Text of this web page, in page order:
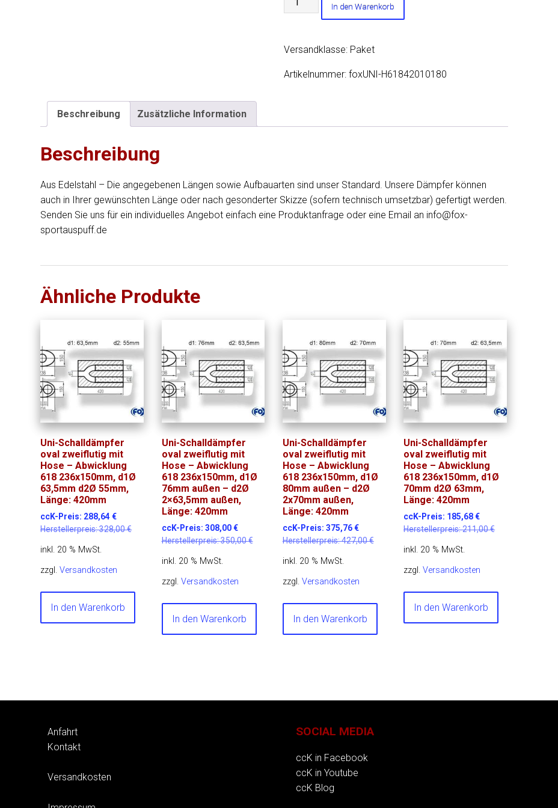
Schalldämpfer
zweiflutig
Hose
außen
-
d2Ø
420mm
In den Warenkorb
Versandklasse: Paket
Artikelnummer:foxUNI-H61842010180
Beschreibung Zusätzliche Information
Beschreibung
Aus Edelstahl – Die angegebenen Längen sowie Aufbauarten sind unser Standard. Unsere Dämpfer können
auch in Ihrer gewünschten Länge oder nach gesonderter Skizze (sofern technisch umsetzbar) gefertigt werden.
Senden Sie uns für ein individuelles Angebot einfach eine Produktanfrage oder eine Email an info@fox-
sportauspuff.de
Ähnliche Produkte
Uni-Schalldämpfer
oval zweiflutig mit
Hose – Abwicklung
618 236x150mm, d1Ø
63,5mm d2Ø 55mm,
Länge: 420mm
ccK-Preis: 288,64€
Herstellerpreis:328,00€
inkl. 20 % MwSt.
zzgl.Versandkosten
In den Warenkorb
Uni-Schalldämpfer
oval zweiflutig mit
Hose – Abwicklung
618 236x150mm, d1Ø
76mm außen – d2Ø
2×63,5mm außen,
Länge: 420mm
ccK-Preis: 308,00€
Herstellerpreis:350,00€
inkl. 20 % MwSt.
zzgl. Versandkosten
In den Warenkorb
Uni-Schalldämpfer
oval zweiflutig mit
Hose – Abwicklung
618 236x150mm, d1Ø
80mm außen – d2Ø
2x70mm außen,
Länge: 420mm
ccK-Preis: 375,76€
Herstellerpreis:427,00€
inkl. 20 % MwSt.
zzgl. Versandkosten
In den Warenkorb
Uni-Schalldämpfer
oval zweiflutig mit
Hose – Abwicklung
618 236x150mm, d1Ø
70mm d2Ø 63mm,
Länge: 420mm
ccK-Preis: 185,68€
Herstellerpreis:211,00€
inkl. 20 % MwSt.
zzgl.Versandkosten
In den Warenkorb
Anfahrt
Kontakt
Versandkosten
SOCIAL MEDIA
ccK in Facebook
ccK in Youtube
ccK Blog